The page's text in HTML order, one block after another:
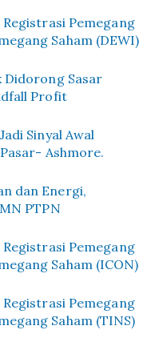
Pemegang
Saham (DEWI)
Didorong Sasar
Profit
Sinyal Awal
Ashmore.
dan Energi,
PTPN
Pemegang
Saham (ICON)
Pemegang
Saham (TINS)